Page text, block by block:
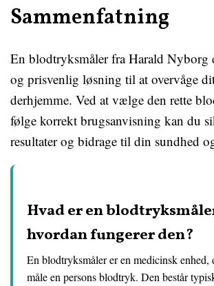
Sammenfatning
En blodtryksmåler fra Harald Nyborg
og prisvenlig løsning til at overvåge
derhjemme. Ved at vælge den rette
følge korrekt brugsanvisning kan du
resultater og bidrage til din sundhed
Hvad er en
hvordan fungerer den?
En blodtryksmåler er en medicinsk enhed,
måle en persons blodtryk. Den består